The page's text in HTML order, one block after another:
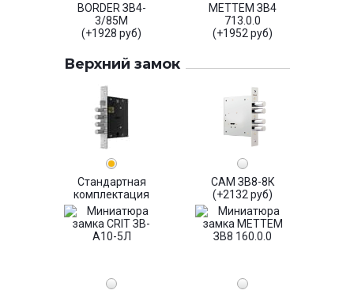
BORDER ЗВ4-
3/85М
(+1928 руб)
МЕТТЕМ ЗВ4
713.0.0
(+1952 руб)
Верхний замок
Стандартная
комплектация
САМ ЗВ8-8К
(+2132 руб)